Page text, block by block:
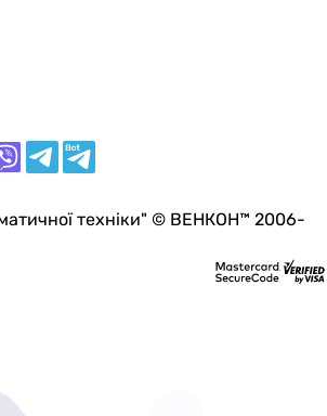
техніки" © ВЕНКОН™ 2006-